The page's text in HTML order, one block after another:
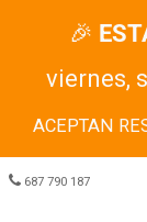
687 790 187
🎉
viernes,
ACEPTAN